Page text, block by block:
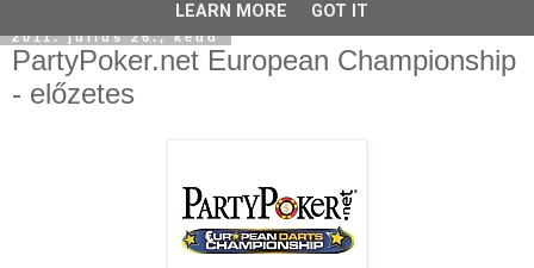
2011. július 26., kedd
PartyPoker.net European Championship
- előzetes
LEARN MORE GOT IT